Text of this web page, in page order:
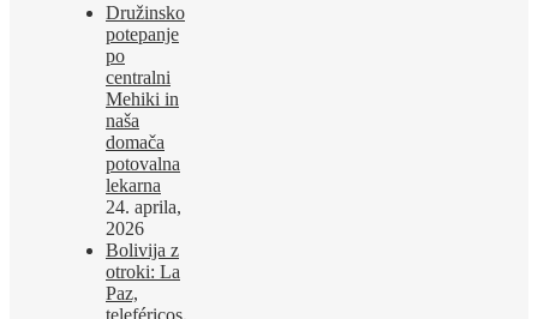
Družinsko
potepanje
po
centralni
Mehiki in
naša
domača
potovalna
lekarna
24. aprila,
2026
Bolivija z
otroki: La
Paz,
teleféricos,